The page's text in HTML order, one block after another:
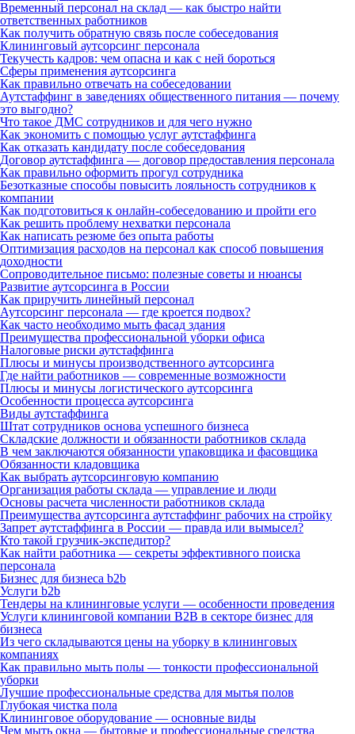
Временный персонал на склад — как быстро найти
ответственных работников
Как получить обратную связь после собеседования
Клининговый аутсорсинг персонала
Текучесть кадров: чем опасна и как с ней бороться
Сферы применения аутсорсинга
Как правильно отвечать на собеседовании
Аутстаффинг в заведениях общественного питания — почему
это выгодно?
Что такое ДМС сотрудников и для чего нужно
Как экономить с помощью услуг аутстаффинга
Как отказать кандидату после собеседования
Договор аутстаффинга — договор предоставления персонала
Как правильно оформить прогул сотрудника
Безотказные способы повысить лояльность сотрудников к
компании
Как подготовиться к онлайн-собеседованию и пройти его
Как решить проблему нехватки персонала
Как написать резюме без опыта работы
Оптимизация расходов на персонал как способ повышения
доходности
Сопроводительное письмо: полезные советы и нюансы
Развитие аутсорсинга в России
Как приручить линейный персонал
Аутсорсинг персонала — где кроется подвох?
Как часто необходимо мыть фасад здания
Преимущества профессиональной уборки офиса
Налоговые риски аутстаффинга
Плюсы и минусы производственного аутсорсинга
Где найти работников — современные возможности
Плюсы и минусы логистического аутсорсинга
Особенности процесса аутсорсинга
Виды аутстаффинга
Штат сотрудников основа успешного бизнеса
Складские должности и обязанности работников склада
В чем заключаются обязанности упаковщика и фасовщика
Обязанности кладовщика
Как выбрать аутсорсинговую компанию
Организация работы склада — управление и люди
Основы расчета численности работников склада
Преимущества аутсорсинга аутстаффинг рабочих на стройку
Запрет аутстаффинга в России — правда или вымысел?
Кто такой грузчик-экспедитор?
Как найти работника — секреты эффективного поиска
персонала
Бизнес для бизнеса b2b
Услуги b2b
Тендеры на клининговые услуги — особенности проведения
Услуги клининговой компании B2B в секторе бизнес для
бизнеса
Из чего складываются цены на уборку в клининговых
компаниях
Как правильно мыть полы — тонкости профессиональной
уборки
Лучшие профессиональные средства для мытья полов
Глубокая чистка пола
Клининговое оборудование — основные виды
Чем мыть окна — бытовые и профессиональные средства